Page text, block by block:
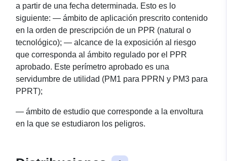
a partir de una fecha determinada. Esto es lo
siguiente: — ámbito de aplicación prescrito contenido
en la orden de prescripción de un PPR (natural o
tecnológico); — alcance de la exposición al riesgo
que corresponda al ámbito regulado por el PPR
aprobado. Este perímetro aprobado es una
servidumbre de utilidad (PM1 para PPRN y PM3 para
PPRT);
— ámbito de estudio que corresponde a la envoltura
en la que se estudiaron los peligros.